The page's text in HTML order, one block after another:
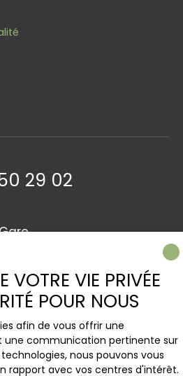
29 02
VOTRE VIE PRIVÉE
POUR NOUS
afin de vous offrir une
une communication pertinente sur
nous pouvons vous
rapport avec vos centres d'intérêt.